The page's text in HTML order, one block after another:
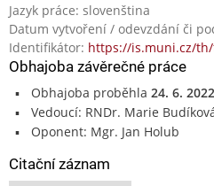
Jazyk práce: slovenština
Datum vytvoření / odevzdání či
Identifikátor: https://is.muni.cz/
Obhajoba závěrečné práce
Obhajoba proběhla 24. 6. 2022
Vedoucí: RNDr. Marie
Oponent: Mgr. Jan Holub
Citační záznam